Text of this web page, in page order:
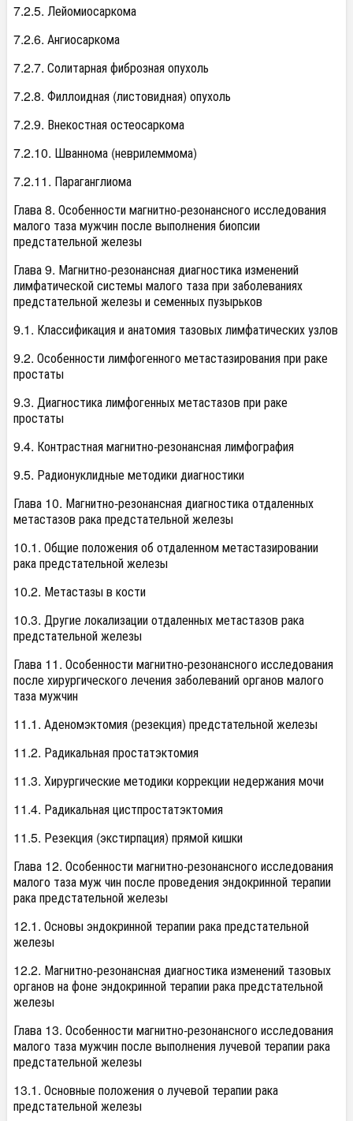
7.2.5. Лейомиосаркома
7.2.6. Ангиосаркома
7.2.7. Солитарная фиброзная опухоль
7.2.8. Филлоидная (листовидная) опухоль
7.2.9. Внекостная остеосаркома
7.2.10. Шваннома (неврилеммома)
7.2.11. Параганглиома
Глава 8. Особенности магнитно-резонансного исследования
малого таза мужчин после выполнения биопсии
предстательной железы
Глава 9. Магнитно-резонансная диагностика изменений
лимфатической системы малого таза при заболеваниях
предстательной железы и семенных пузырьков
9.1. Классификация и анатомия тазовых лимфатических узлов
9.2. Особенности лимфогенного метастазирования при раке
простаты
9.3. Диагностика лимфогенных метастазов при раке
простаты
9.4. Контрастная магнитно-резонансная лимфография
9.5. Радионуклидные методики диагностики
Глава 10. Магнитно-резонансная диагностика отдаленных
метастазов рака предстательной железы
10.1. Общие положения об отдаленном метастазировании
рака предстательной железы
10.2. Метастазы в кости
10.3. Другие локализации отдаленных метастазов рака
предстательной железы
Глава 11. Особенности магнитно-резонансного исследования
после хирургического лечения заболеваний органов малого
таза мужчин
11.1. Аденомэктомия (резекция) предстательной железы
11.2. Радикальная простатэктомия
11.3. Хирургические методики коррекции недержания мочи
11.4. Радикальная цистпростатэктомия
11.5. Резекция (экстирпация) прямой кишки
Глава 12. Особенности магнитно-резонансного исследования
малого таза муж чин после проведения эндокринной терапии
рака предстательной железы
12.1. Основы эндокринной терапии рака предстательной
железы
12.2. Магнитно-резонансная диагностика изменений тазовых
органов на фоне эндокринной терапии рака предстательной
железы
Глава 13. Особенности магнитно-резонансного исследования
малого таза мужчин после выполнения лучевой терапии рака
предстательной железы
13.1. Основные положения о лучевой терапии рака
предстательной железы